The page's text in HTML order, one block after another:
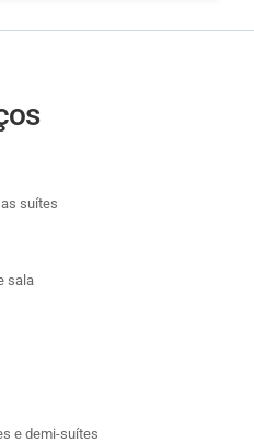
suítes
sala
e demi-suítes